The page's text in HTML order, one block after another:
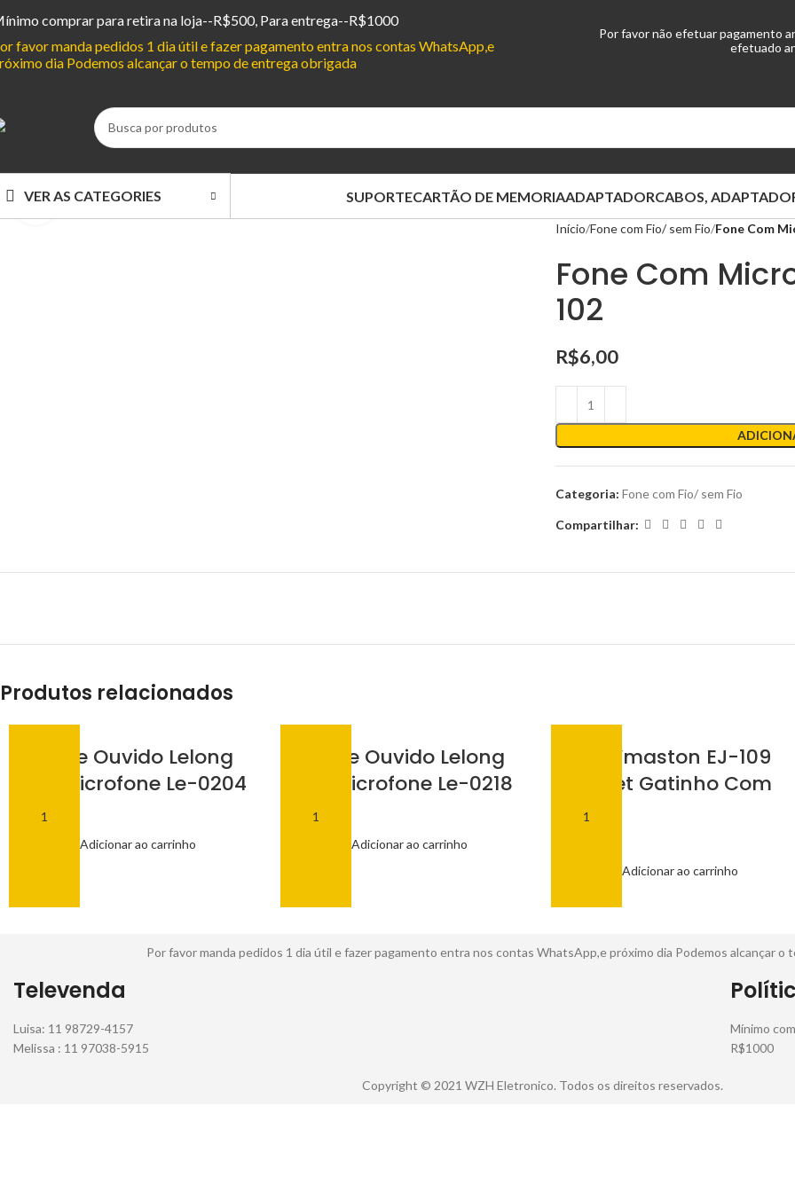
comprar para retira na loja--R$500, Para entrega--R$1000
favor manda pedidos 1 dia útil e fazer pagamento entra nos contas WhatsApp,e
dia Podemos alcançar o tempo de entrega obrigada
Por favor não efetuar pagamento
efetuado
VER AS CATEGORIES SUPORTECARTÃO DE MEMORIAADAPTADORCABOS,
Clique para ampliar
Início Fone com Fio/ sem Fio Fone Com
Fone Com
102
R$6,00
Categoria: Fone com Fio/ sem Fio
Compartilhar:
Produtos relacionados
Fone De Ouvido Lelong
Com Microfone Le-0204
8,00
Adicionar ao carrinho
Fone De Ouvido Lelong
Com Microfone Le-0218
8,00
Adicionar ao carrinho
Fone H’maston EJ-109
Headset Gatinho Com
Adicionar ao carrinho
Por favor manda pedidos 1 dia útil e fazer pagamento entra nos contas WhatsApp,e próximo dia Podemos alcançar o
Televenda
Luisa: 11 98729-4157
Melissa : 11 97038-5915
Mínimo
R$1000
Copyright © 2021 WZH Eletronico. Todos os direitos reservados.